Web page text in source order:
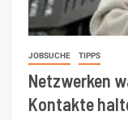
JOBSUCHE TIPPS
Netzwerken
Kontakte